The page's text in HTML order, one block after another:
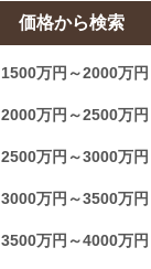
価格から検索
1500万円～2000万円
2000万円～2500万円
2500万円～3000万円
3000万円～3500万円
3500万円～4000万円